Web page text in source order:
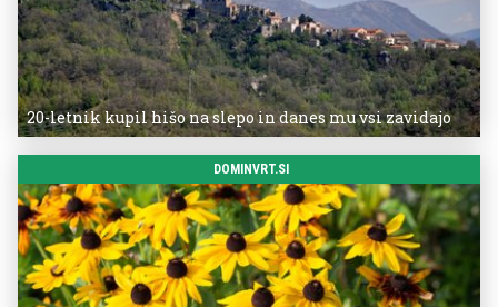
20-letnik kupil hišo na slepo in danes mu vsi zavidajo
DOMINVRT.SI